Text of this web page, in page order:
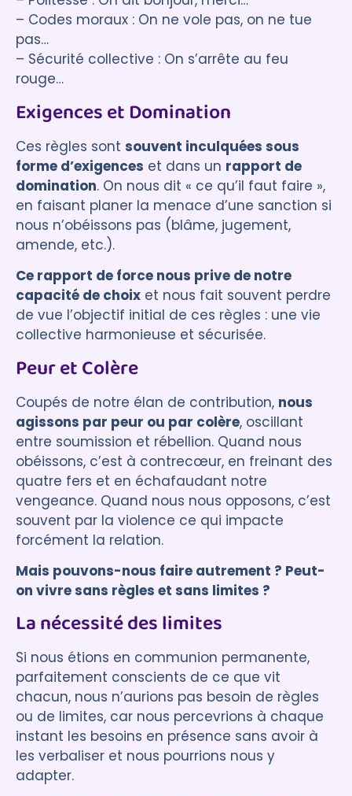
– Codes moraux : On ne vole pas, on ne tue
pas…
– Sécurité collective : On s’arrête au feu
rouge…
Exigences et Domination
Ces règles sont souvent inculquées sous
forme d’exigences et dans un rapport de
domination. On nous dit « ce qu’il faut faire »,
en faisant planer la menace d’une sanction si
nous n’obéissons pas (blâme, jugement,
amende, etc.).
Ce rapport de force nous prive de notre
capacité de choix et nous fait souvent perdre
de vue l’objectif initial de ces règles : une vie
collective harmonieuse et sécurisée.
Peur et Colère
Coupés de notre élan de contribution, nous
agissons par peur ou par colère, oscillant
entre soumission et rébellion. Quand nous
obéissons, c’est à contrecœur, en freinant des
quatre fers et en échafaudant notre
vengeance. Quand nous nous opposons, c’est
souvent par la violence ce qui impacte
forcément la relation.
Mais pouvons-nous faire autrement ? Peut-
on vivre sans règles et sans limites ?
La nécessité des limites
Si nous étions en communion permanente,
parfaitement conscients de ce que vit
chacun, nous n’aurions pas besoin de règles
ou de limites, car nous percevrions à chaque
instant les besoins en présence sans avoir à
les verbaliser et nous pourrions nous y
adapter.